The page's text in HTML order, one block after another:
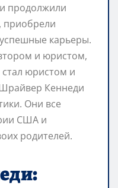
продолжили
приобрели
карьеры.
и юристом,
юристом и
Кеннеди
Они все
США и
родителей.